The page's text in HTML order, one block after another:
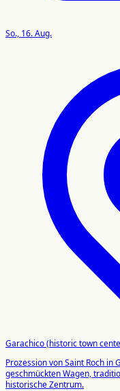
So., 16. Aug.
Garachico (historic town
Prozession von Saint Roch in
geschmückten Wagen,
historische Zentrum.